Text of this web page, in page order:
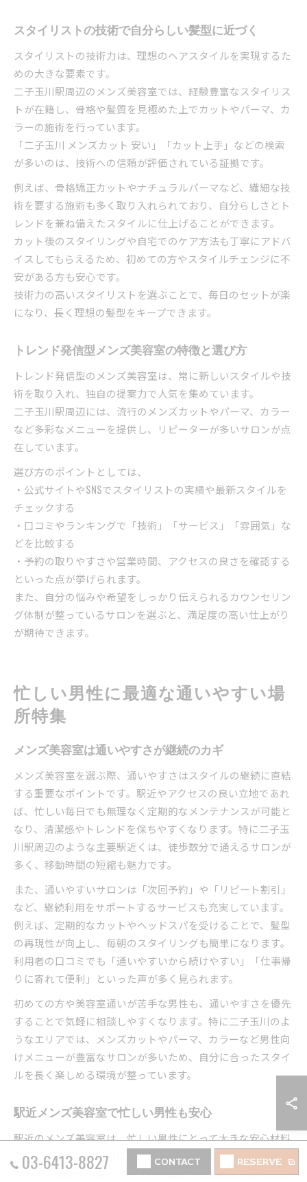
スタイリストの技術で自分らしい髪型に近づく
スタイリストの技術力は、理想のヘアスタイルを実現するた
めの大きな要素です。
二子玉川駅周辺のメンズ美容室では、経験豊富なスタイリス
トが在籍し、骨格や髪質を見極めた上でカットやパーマ、カ
ラーの施術を行っています。
「二子玉川 メンズカット 安い」「カット上手」などの検索
が多いのは、技術への信頼が評価されている証拠です。
例えば、骨格矯正カットやナチュラルパーマなど、繊細な技
術を要する施術も多く取り入れられており、自分らしさとト
レンドを兼ね備えたスタイルに仕上げることができます。
カット後のスタイリングや自宅でのケア方法も丁寧にアドバ
イスしてもらえるため、初めての方やスタイルチェンジに不
安がある方も安心です。
技術力の高いスタイリストを選ぶことで、毎日のセットが楽
になり、長く理想の髪型をキープできます。
トレンド発信型メンズ美容室の特徴と選び方
トレンド発信型のメンズ美容室は、常に新しいスタイルや技
術を取り入れ、独自の提案力で人気を集めています。
二子玉川駅周辺には、流行のメンズカットやパーマ、カラー
など多彩なメニューを提供し、リピーターが多いサロンが点
在しています。
選び方のポイントとしては、
・公式サイトやSNSでスタイリストの実績や最新スタイルを
チェックする
・口コミやランキングで「技術」「サービス」「雰囲気」な
どを比較する
・予約の取りやすさや営業時間、アクセスの良さを確認する
といった点が挙げられます。
また、自分の悩みや希望をしっかり伝えられるカウンセリン
グ体制が整っているサロンを選ぶと、満足度の高い仕上がり
が期待できます。
忙しい男性に最適な通いやすい場
所特集
メンズ美容室は通いやすさが継続のカギ
メンズ美容室を選ぶ際、通いやすさはスタイルの継続に直結
する重要なポイントです。駅近やアクセスの良い立地であれ
ば、忙しい毎日でも無理なく定期的なメンテナンスが可能と
なり、清潔感やトレンドを保ちやすくなります。特に二子玉
川駅周辺のような主要駅近くは、徒歩数分で通えるサロンが
多く、移動時間の短縮も魅力です。
また、通いやすいサロンは「次回予約」や「リピート割引」
など、継続利用をサポートするサービスも充実しています。
例えば、定期的なカットやヘッドスパを受けることで、髪型
の再現性が向上し、毎朝のスタイリングも簡単になります。
利用者の口コミでも「通いやすいから続けやすい」「仕事帰
りに寄れて便利」といった声が多く見られます。
初めての方や美容室通いが苦手な男性も、通いやすさを優先
することで気軽に相談しやすくなります。特に二子玉川のよ
うなエリアでは、メンズカットやパーマ、カラーなど男性向
けメニューが豊富なサロンが多いため、自分に合ったスタイ
ルを長く楽しめる環境が整っています。
駅近メンズ美容室で忙しい男性も安心
駅近のメンズ美容室は、忙しい男性にとって大きな安心材料
です。二子玉川駅周辺には徒歩数分でアクセスできるサロン
が多く、通勤やショッピングの合間にも気軽に立ち寄ること
03-6413-8827 CONTACT RESERVE